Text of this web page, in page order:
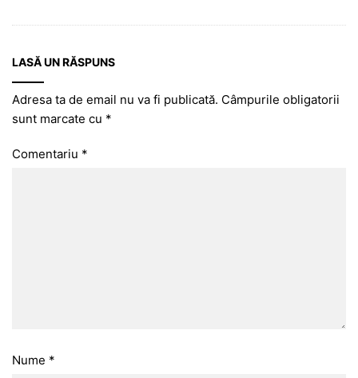
LASĂ UN RĂSPUNS
Adresa ta de email nu va fi publicată. Câmpurile obligatorii
sunt marcate cu *
Comentariu *
Nume *